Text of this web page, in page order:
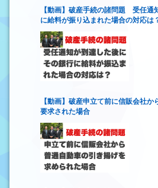
【動画】破産手続の諸問題 受任通
に給料が振り込まれた場合の対応は
【動画】破産申立て前に信販会社
要求された場合